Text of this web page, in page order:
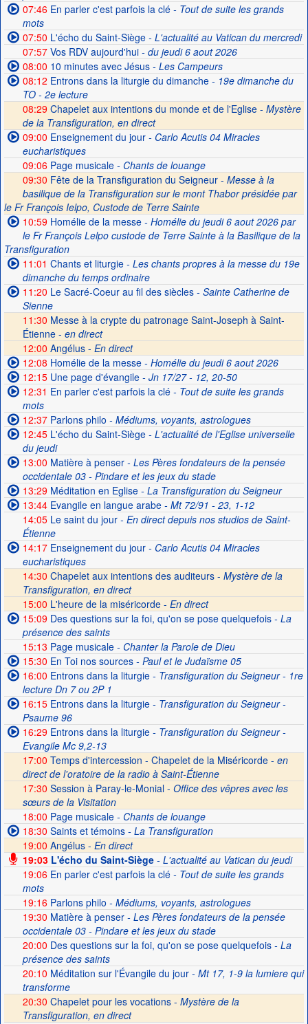
07:46En parler c'est parfois la clé- Tout de suite les grands
mots
07:50 L'écho du Saint-Siège- L'actualité au Vatican du mercredi
07:57Vos RDV aujourd'hui- du jeudi 6 aout 2026
08:00 10 minutes avec Jésus- Les Campeurs
08:12 Entrons dans la liturgie du dimanche- 19e dimanche du
TO - 2e lecture
08:29 Chapelet aux intentions du monde et de l'Eglise - Mystère
de la Transfiguration, en direct
09:00 Enseignement du jour- Carlo Acutis 04 Miracles
eucharistiques
09:06Page musicale- Chants de louange
09:30 Fête de la Transfiguration du Seigneur - Messe à la
basilique de la Transfiguration sur le mont Thabor présidée par
le Fr François Ielpo, Custode de Terre Sainte
10:59Homélie de la messe- Homélie du jeudi 6 aout 2026 par
le Fr François Lelpo custode de Terre Sainte à la Basilique de la
Transfiguration
11:01 Chants et liturgie- Les chants propres à la messe du 19e
dimanche du temps ordinaire
11:20 Le Sacré-Coeur au fil des siècles- Sainte Catherine de
Sienne
11:30 Messe à la crypte du patronage Saint-Joseph à Saint-
Étienne - en direct
12:00 Angélus - En direct
12:08 Homélie de la messe- Homélie du jeudi 6 aout 2026
12:15Une page d'évangile- Jn 17/27 - 12, 20-50
12:31 En parler c'est parfois la clé- Tout de suite les grands
mots
12:37Parlons philo - Médiums, voyants, astrologues
12:45L'écho du Saint-Siège- L'actualité de l'Eglise universelle
du jeudi
13:00 Matière à penser- Les Pères fondateurs de la pensée
occidentale 03 - Pindare et les jeux du stade
13:29Méditation en Eglise- La Transfiguration du Seigneur
13:44Evangile en langue arabe- Mt 72/91 - 23, 1-12
14:05Le saint du jour- En direct depuis nos studios de Saint-
Étienne
14:17Enseignement du jour- Carlo Acutis 04 Miracles
eucharistiques
14:30 Chapelet aux intentions des auditeurs - Mystère de la
Transfiguration, en direct
15:00 L'heure de la miséricorde - En direct
15:09Des questions sur la foi, qu'on se pose quelquefois- La
présence des saints
15:13 Page musicale- Chanter la Parole de Dieu
15:30 En Toi nos sources- Paul et le Judaïsme 05
16:00 Entrons dans la liturgie- Transfiguration du Seigneur - 1re
lecture Dn 7 ou 2P 1
16:15Entrons dans la liturgie- Transfiguration du Seigneur -
Psaume 96
16:29Entrons dans la liturgie- Transfiguration du Seigneur -
Evangile Mc 9,2-13
17:00 Temps d'intercession - Chapelet de la Miséricorde - en
direct de l'oratoire de la radio à Saint-Étienne
17:30 Session à Paray-le-Monial - Office des vêpres avec les
sœurs de la Visitation
18:00 Page musicale- Chants de louange
18:30 Saints et témoins- La Transfiguration
19:00 Angélus - En direct
19:03L'écho du Saint-Siège- L'actualité au Vatican du jeudi
19:06En parler c'est parfois la clé- Tout de suite les grands
mots
19:16Parlons philo - Médiums, voyants, astrologues
19:30 Matière à penser- Les Pères fondateurs de la pensée
occidentale 03 - Pindare et les jeux du stade
20:00 Des questions sur la foi, qu'on se pose quelquefois- La
présence des saints
20:10 Méditation sur l'Évangile du jour- Mt 17, 1-9 la lumiere qui
transforme
20:30 Chapelet pour les vocations - Mystère de la
Transfiguration, en direct